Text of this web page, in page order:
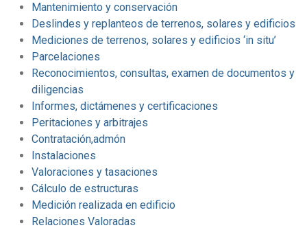
Mantenimiento y conservación
Deslindes y replanteos de terrenos, solares y edificios
Mediciones de terrenos, solares y edificios ‘in situ’
Parcelaciones
Reconocimientos, consultas, examen de documentos y
diligencias
Informes, dictámenes y certificaciones
Peritaciones y arbitrajes
Contratación,admón
Instalaciones
Valoraciones y tasaciones
Cálculo de estructuras
Medición realizada en edificio
Relaciones Valoradas